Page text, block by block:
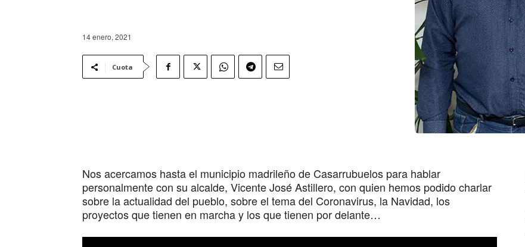
14 enero, 2021
Cuota
Nos acercamos hasta el municipio madrileño de Casarrubuelos para hablar
personalmente con su alcalde, Vicente José Astillero, con quien hemos podido charlar
sobre la actualidad del pueblo, sobre el tema del Coronavirus, la Navidad, los
proyectos que tienen en marcha y los que tienen por delante…